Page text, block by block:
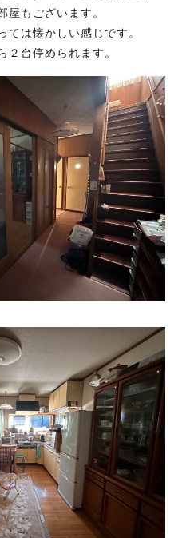
日9:30－17:30／
15:00（要予約）
い合わせはこちら
屋もございます。
ては懐かしい感じです。
２台停められます。